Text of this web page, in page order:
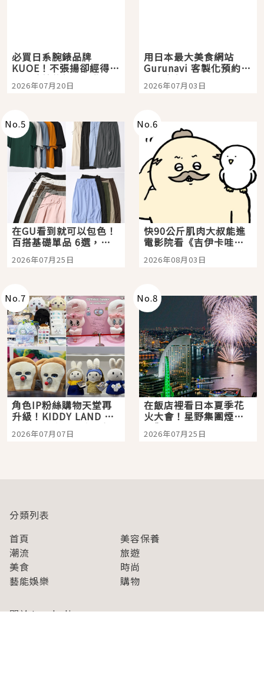
必買日系腕錶品牌
KUOE！不張揚卻經得起
時間洗鍊的經典之作五
選
2026年07月20日
用日本最大美食網站
Gurunavi 客製化預約九
大都市餐廳，打造專屬
美食體驗！
2026年07月03日
No.5
在GU看到就可以包色！
百搭基礎單品 6選，閉
眼全收也不心疼
2026年07月25日
No.6
快90公斤肌肉大叔能進
電影院看《吉伊卡哇》
嗎？日本重金屬樂團
「打首」會長與nagano
2026年08月03日
No.7
角色IP粉絲購物天堂再
升級！KIDDY LAND 原
宿店吉伊卡哇迎客，新
開幕 OMOKADO 店3分
2026年07月07日
No.8
在飯店裡看日本夏季花
火大會！星野集團煙火
景觀飯店6選，讓你不用
人擠人悠閒欣賞
2026年07月25日
分類列表
首頁
美容保養
潮流
旅遊
美食
時尚
藝能娛樂
購物
關於Japaholic